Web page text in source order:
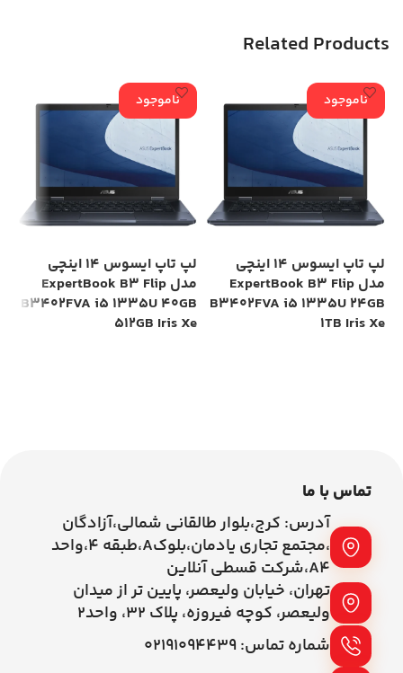
Related Products
ناموجود
لپ تاپ ایسوس 14 اینچی
مدل ExpertBook B3 Flip
B3402FVA i5 1335U 24GB
1TB Iris Xe
ناموجود
لپ تاپ ایسوس 14 اینچی
مدل ExpertBook B3 Flip
B3402FVA i5 1335U 40GB
512GB Iris Xe
تماس با ما
آدرس: کرج،بلوار طالقانی شمالی،آزادگان
،مجتمع تجاری یادمان،بلوکA،طبقه ۴،واحد
A4،شرکت قسطی آنلاین
تهران، خیابان ولیعصر، پایین تر از میدان
ولیعصر، کوچه فیروزه، پلاک 32، واحد2
شماره تماس: ۰۲۱۹۱۰۹۴۴۳۹